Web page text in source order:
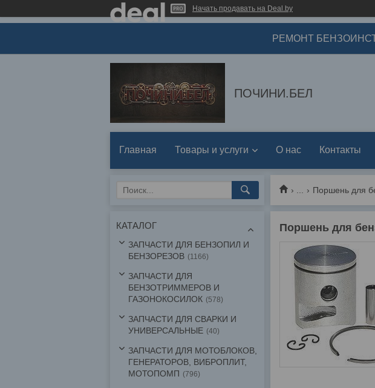
Начать продавать на Deal.by
РЕМОНТ
ПОЧИНИ.БЕЛ
Главная Товары и услуги О нас Контакты
Поршень для
Поршень для
КАТАЛОГ
ЗАПЧАСТИ ДЛЯ БЕНЗОПИЛ И
БЕНЗОРЕЗОВ
1166
ЗАПЧАСТИ ДЛЯ
БЕНЗОТРИММЕРОВ И
ГАЗОНОКОСИЛОК
578
ЗАПЧАСТИ ДЛЯ СВАРКИ И
УНИВЕРСАЛЬНЫЕ
40
ЗАПЧАСТИ ДЛЯ МОТОБЛОКОВ,
ГЕНЕРАТОРОВ, ВИБРОПЛИТ,
МОТОПОМП
796